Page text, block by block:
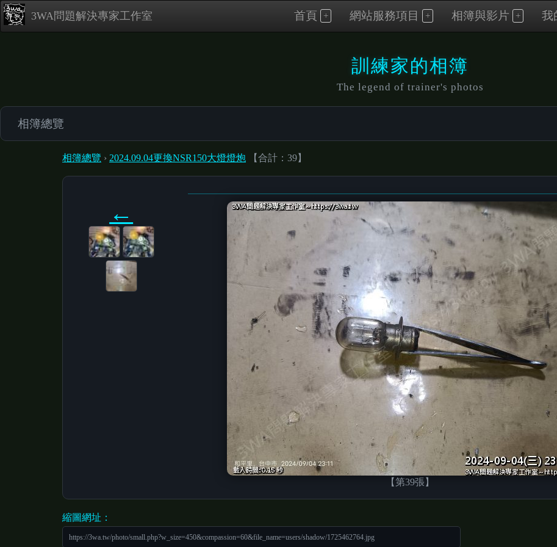
3WA問題解決專家工作室 首頁 網站服務項目 相簿與影片 我
訓練家的相簿
The legend of trainer's photos
相簿總覽
相簿總覽 › 2024.09.04更換NSR150大燈燈炮 【合計：39】
←
【第39張】
縮圖網址：
https://3wa.tw/photo/small.php?w_size=450&compassion=60&file_name=users/shadow/1725462764.jpg